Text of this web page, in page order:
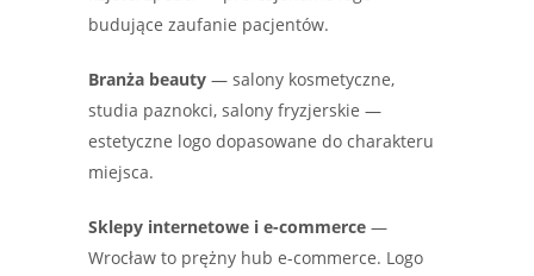
budujące zaufanie pacjentów.
Branża beauty — salony kosmetyczne,
studia paznokci, salony fryzjerskie —
estetyczne logo dopasowane do charakteru
miejsca.
Sklepy internetowe i e-commerce —
Wrocław to prężny hub e-commerce. Logo